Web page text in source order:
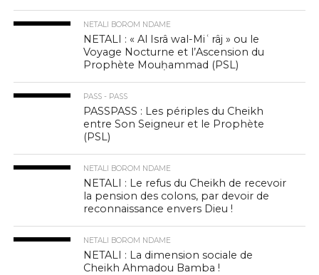
NETALI BOROM NDAME
NETALI : « Al Isrâ wal-Miʿrâj » ou le
Voyage Nocturne et l’Ascension du
Prophète Mouḥammad (PSL)
PASS - PASS
PASSPASS : Les périples du Cheikh
entre Son Seigneur et le Prophète
(PSL)
NETALI BOROM NDAME
NETALI : Le refus du Cheikh de recevoir
la pension des colons, par devoir de
reconnaissance envers Dieu !
NETALI BOROM NDAME
NETALI : La dimension sociale de
Cheikh Ahmadou Bamba !